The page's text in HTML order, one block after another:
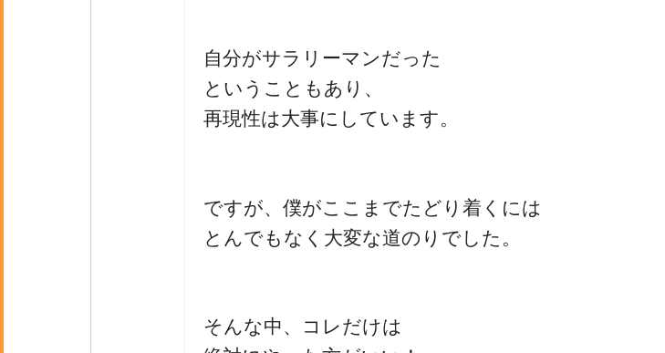
自分がサラリーマンだった
ということもあり、
再現性は大事にしています。
ですが、僕がここまでたどり着くには
とんでもなく大変な道のりでした。
そんな中、コレだけは